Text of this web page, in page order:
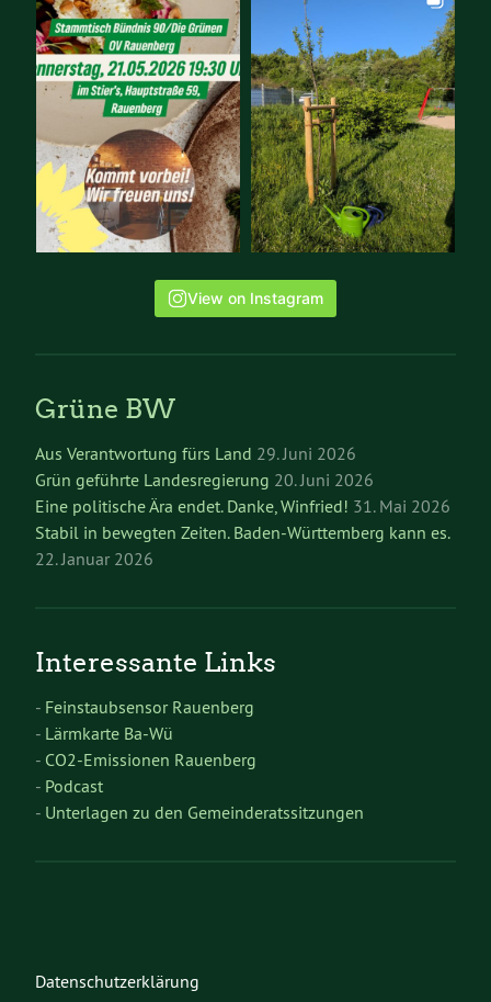
View on Instagram
Grüne BW
Aus Verantwortung fürs Land 29. Juni 2026
Grün geführte Landesregierung 20. Juni 2026
Eine politische Ära endet. Danke, Winfried! 31. Mai 2026
Stabil in bewegten Zeiten. Baden-Württemberg kann es.
22. Januar 2026
Interessante Links
- Feinstaubsensor Rauenberg
- Lärmkarte Ba-Wü
- CO2-Emissionen Rauenberg
- Podcast
- Unterlagen zu den Gemeinderatssitzungen
Datenschutzerklärung